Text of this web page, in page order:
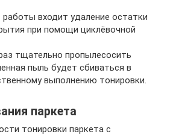
входит удаление остатки
при помощи циклёвочной
тщательно пропылесосить
пыль будет сбиваться в
выполнению тонировки.
паркета
тонировки паркета с